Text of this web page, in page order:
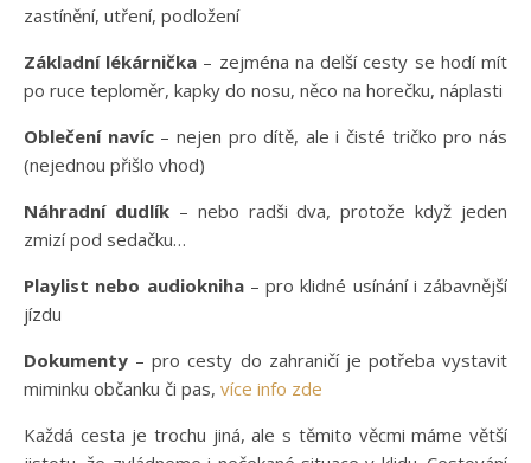
zastínění, utření, podložení
Základní lékárnička – zejména na delší cesty se hodí mít
po ruce teploměr, kapky do nosu, něco na horečku, náplasti
Oblečení navíc– nejen pro dítě, ale i čisté tričko pro nás
(nejednou přišlo vhod)
Náhradní dudlík– nebo radši dva, protože když jeden
zmizí pod sedačku…
Playlist nebo audiokniha– pro klidné usínání i zábavnější
jízdu
Dokumenty – pro cesty do zahraničí je potřeba vystavit
miminku občanku či pas, více info zde
Každá cesta je trochu jiná, ale s těmito věcmi máme větší